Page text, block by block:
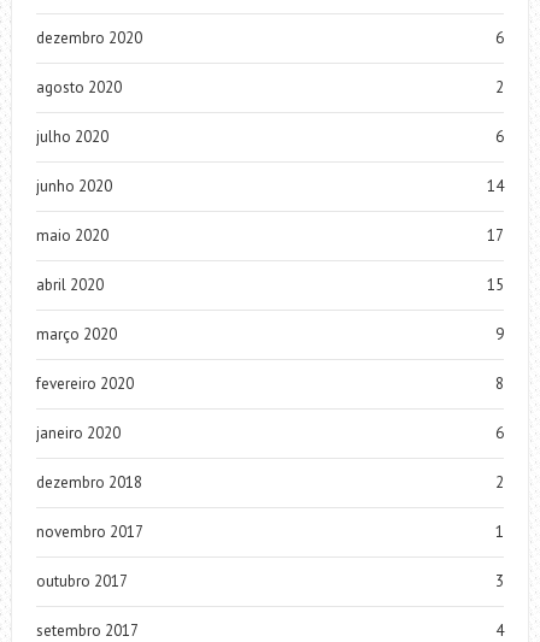
dezembro 2020 6
agosto 2020 2
julho 2020 6
junho 2020 14
maio 2020 17
abril 2020 15
março 2020 9
fevereiro 2020 8
janeiro 2020 6
dezembro 2018 2
novembro 2017 1
outubro 2017 3
setembro 2017 4